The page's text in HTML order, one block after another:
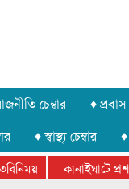
চেম্বার ♦ প্রবাস
♦ স্বাস্থ্য চেম্বার
কানাইঘাটে